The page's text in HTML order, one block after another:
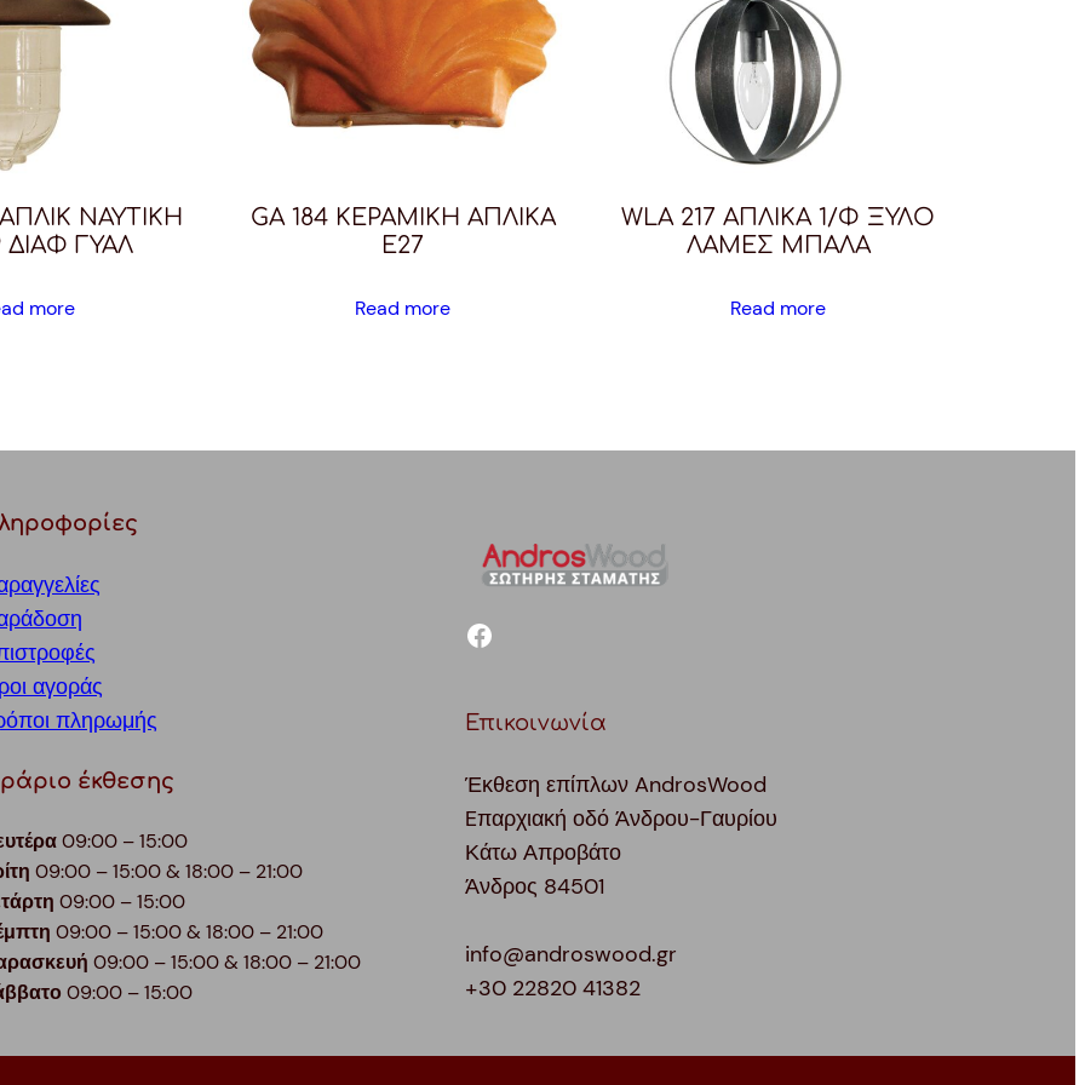
ΑΠΛΙΚ ΝΑΥΤΙΚΗ
ΓΥΑΛ
more
GA 184 ΚΕΡΑΜΙΚΗ ΑΠΛΙΚΑ
Ε27
Read more
WLA 217 ΑΠΛΙΚΑ 1/Φ ΞΥΛΟ
ΛΑΜΕΣ ΜΠΑΛΑ
Read more
αγοράς
πληρωμής
έκθεσης
09:00 – 15:00
09:00 – 15:00 & 18:00 – 21:00
09:00 – 15:00
09:00 – 15:00 & 18:00 – 21:00
09:00 – 15:00 & 18:00 – 21:00
09:00 – 15:00
facebook
Επικοινωνία
Έκθεση επίπλων AndrosWood
Eπαρχιακή οδό Άνδρου-Γαυρίου
Κάτω Απροβάτο
Άνδρος 84501
info@androswood.gr
+30 22820 41382